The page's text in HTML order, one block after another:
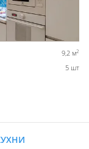
9,2 м2
5 шт